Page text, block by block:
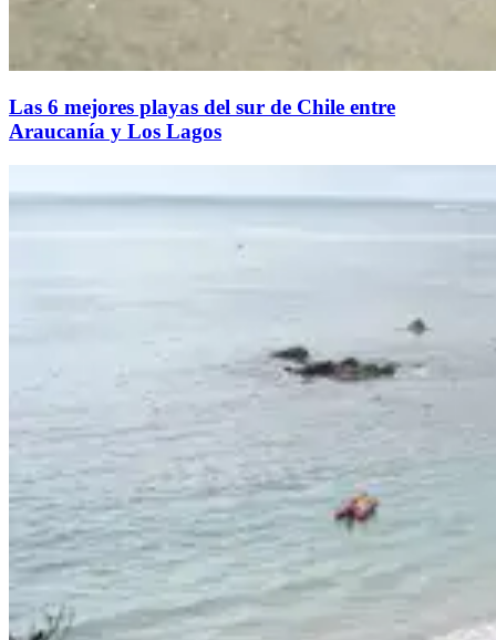
Las 6 mejores playas del sur de Chile entre
Araucanía y Los Lagos